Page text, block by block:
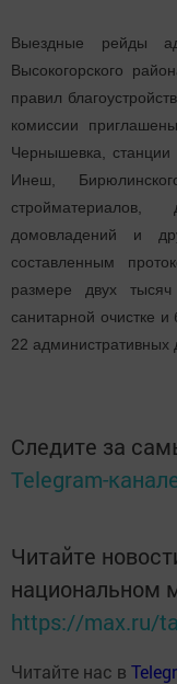
Выездные рейды
Высокогорского
правил
комиссии
Чернышевка,
Инеш,
домовладений и
составленным
размере двух
санитарной очистке и
22 административных
Следите за
Telegram-
Читайте
национальном
https://max.ru/
Читайте нас в